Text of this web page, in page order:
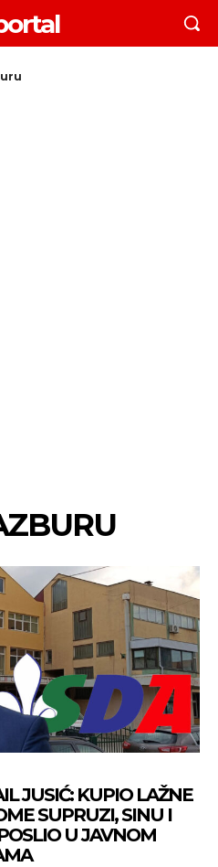
JUSIĆ: KUPIO LAŽNE
SUPRUZI, SINU I
U JAVNOM